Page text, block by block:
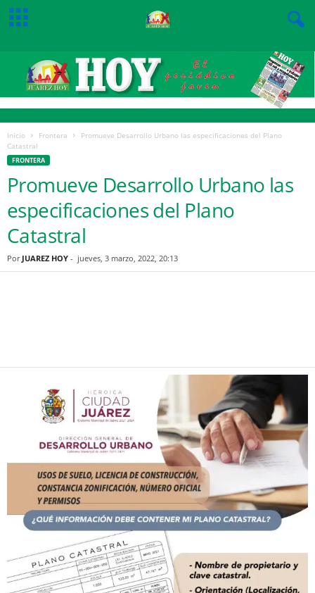
Inicio Frontera
Promueve Desarrollo Urbano las especificaciones del Plano
Catastral
FRONTERA
Promueve Desarrollo Urbano las
especificaciones del Plano
Catastral
Por JUAREZ HOY - jueves, 3 marzo, 2022, 20:13